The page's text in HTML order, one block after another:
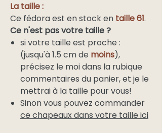
La taille :
Ce fédora est en stock en taille 61.
Ce n'est pas votre taille ?
si votre taille est proche :
(jusqu'à 1.5 cm de moins),
précisez le moi dans la rubique
commentaires du panier, et je le
mettrai à la taille pour vous!
Sinon vous pouvez commander
ce chapeaux dans votre taille ici